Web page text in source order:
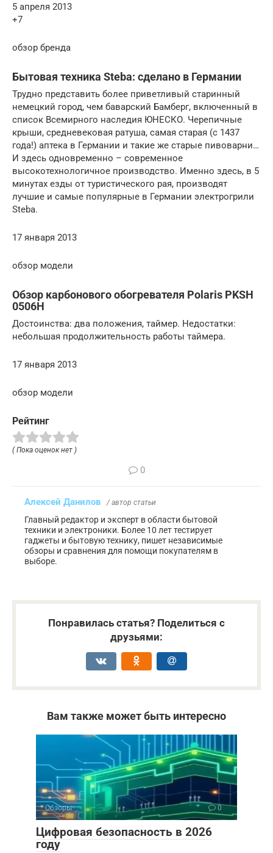
5 апреля 2013
+7
обзор бренда
Бытовая техника Steba: сделано в Германии
Трудно представить более приветливый старинный
немецкий город, чем баварский Бамберг, включенный в
список Всемирного наследия ЮНЕСКО. Черепичные
крыши, средневековая ратуша, самая старая (с 1437
года!) аптека в Германии и такие же старые пивоварни…
И здесь одновременно – современное
высокотехнологичное производство. Именно здесь, в 5
минутах езды от туристического рая, производят
лучшие и самые популярные в Германии электрогрили
Steba.
17 января 2013
обзор модели
Обзор карбонового обогревателя Polaris PKSH
0506H
Достоинства: два положения, таймер. Недостатки:
небольшая продолжительность работы таймера.
17 января 2013
обзор модели
Рейтинг
( Пока оценок нет )
0
Алексей Данилов / автор статьи
Главный редактор и эксперт в области бытовой
техники и электроники. Более 10 лет тестирует
гаджеты и бытовую технику, пишет независимые
обзоры и сравнения для помощи покупателям в
выборе.
Понравилась статья? Поделиться с
друзьями:
Вам также может быть интересно
Обзоры 0
Цифровая безопасность в 2026
году